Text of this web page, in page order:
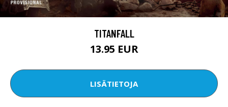
TITANFALL
13.95 EUR
LISÄTIETOJA